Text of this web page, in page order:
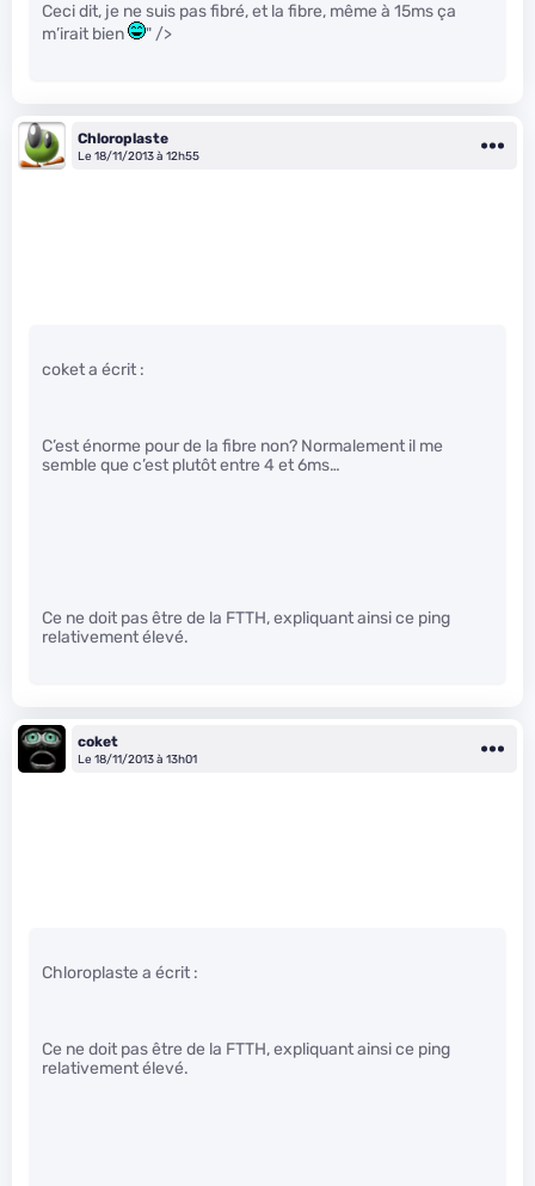
Ceci dit, je ne suis pas fibré, et la fibre, même à 15ms ça
m’irait bien
" />
Chloroplaste
Le 18/11/2013 à 12h55
coket a écrit :
C’est énorme pour de la fibre non? Normalement il me
semble que c’est plutôt entre 4 et 6ms…
Ce ne doit pas être de la FTTH, expliquant ainsi ce ping
relativement élevé.
coket
Le 18/11/2013 à 13h01
Chloroplaste a écrit :
Ce ne doit pas être de la FTTH, expliquant ainsi ce ping
relativement élevé.